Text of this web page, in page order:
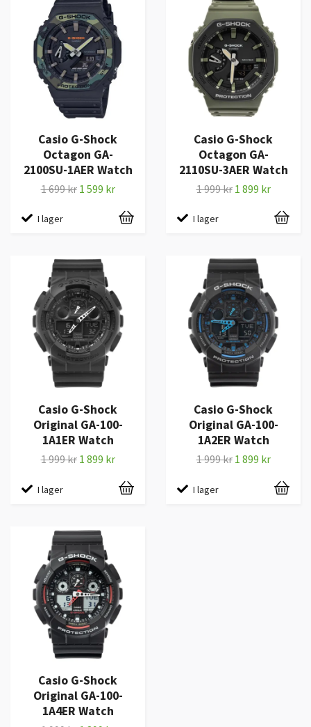
Casio G-Shock
Octagon GA-
2100SU-1AER Watch
1 699 kr 1 599 kr
I lager
Casio G-Shock
Octagon GA-
2110SU-3AER Watch
1 999 kr 1 899 kr
I lager
Casio G-Shock
Original GA-100-
1A1ER Watch
1 999 kr 1 899 kr
I lager
Casio G-Shock
Original GA-100-
1A2ER Watch
1 999 kr 1 899 kr
I lager
Casio G-Shock
Original GA-100-
1A4ER Watch